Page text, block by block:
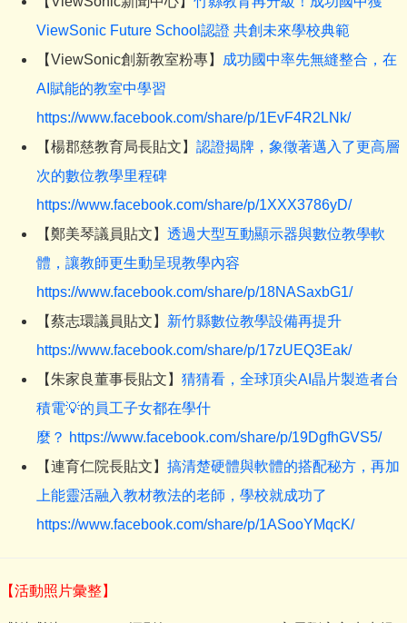
ViewSonic Future School認證 共創未來學校典範
【ViewSonic創新教室粉專】
成功國中率先無縫整合，在
AI賦能的教室中學習
https://www.facebook.com/share/p/1EvF4R2LNk/
【楊郡慈教育局長貼文】 認證揭牌，象徵著邁入了更高層
次的數位教學里程碑
https://www.facebook.com/share/p/1XXX3786yD/
【鄭美琴議員貼文】 透過大型互動顯示器與數位教學軟
體，讓教師更生動呈現教學內容
https://www.facebook.com/share/p/18NASaxbG1/
【蔡志環議員貼文】 新竹縣數位教學設備再提升
https://www.facebook.com/share/p/17zUEQ3Eak/
【朱家良董事長貼文】 猜猜看，全球頂尖AI晶片製造者台
積電💡的員工子女都在學什
麼？ https://www.facebook.com/share/p/19DgfhGVS5/
【連育仁院長貼文】 搞清楚硬體與軟體的搭配秘方，再加
上能靈活融入教材教法的老師，學校就成功了
https://www.facebook.com/share/p/1ASooYMqcK/
【活動照片彙整】